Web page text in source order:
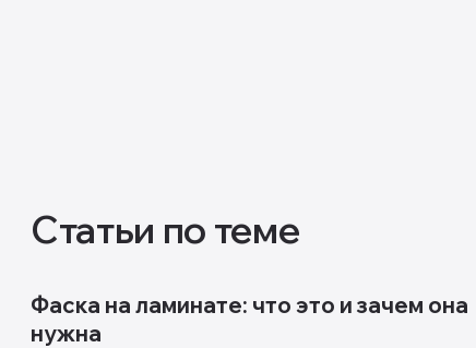
Статьи по теме
Фаска на ламинате: что это и зачем она
нужна